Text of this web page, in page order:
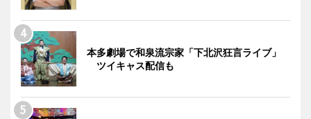
本多劇場で和泉流宗家「下北沢狂言ライブ」
ツイキャス配信も